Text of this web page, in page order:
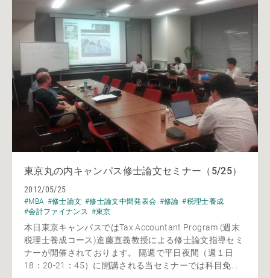
東京丸の内キャンパス修士論文セミナー（5/25）
2012/05/25
#MBA #修士論文 #修士論文中間発表会 #修論 #税理士養成
#会計ファイナンス #東京
本日東京キャンパスではTax Accountant Program (週末
税理士養成コース)進藤直義教授による修士論文指導セミ
ナーが開催されております。 隔週で平日夜間（週１日
18：20-21：45）に開講される当セミナーでは科目免...